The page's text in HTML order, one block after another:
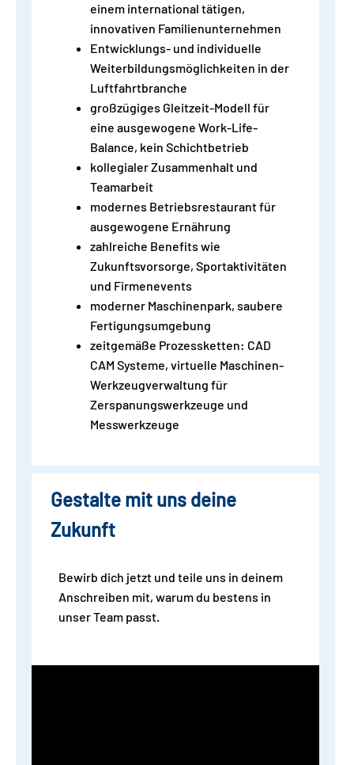
einem international tätigen,
innovativen Familienunternehmen
Entwicklungs- und individuelle
Weiterbildungsmöglichkeiten in der
Luftfahrtbranche
großzügiges Gleitzeit-Modell für
eine ausgewogene Work-Life-
Balance, kein Schichtbetrieb
kollegialer Zusammenhalt und
Teamarbeit
modernes Betriebsrestaurant für
ausgewogene Ernährung
zahlreiche Benefits wie
Zukunftsvorsorge, Sportaktivitäten
und Firmenevents
moderner Maschinenpark, saubere
Fertigungsumgebung
zeitgemäße Prozessketten: CAD
CAM Systeme, virtuelle Maschinen-
Werkzeugverwaltung für
Zerspanungswerkzeuge und
Messwerkzeuge
Gestalte mit uns deine
Zukunft
Bewirb dich jetzt und teile uns in deinem
Anschreiben mit, warum du bestens in
unser Team passt.